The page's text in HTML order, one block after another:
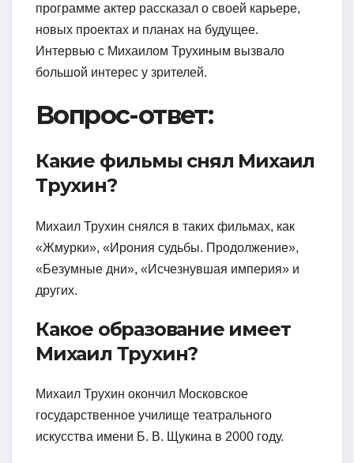
программе актер рассказал о своей карьере,
новых проектах и планах на будущее.
Интервью с Михаилом Трухиным вызвало
большой интерес у зрителей.
Вопрос-ответ:
Какие фильмы снял Михаил
Трухин?
Михаил Трухин снялся в таких фильмах, как
«Жмурки», «Ирония судьбы. Продолжение»,
«Безумные дни», «Исчезнувшая империя» и
других.
Какое образование имеет
Михаил Трухин?
Михаил Трухин окончил Московское
государственное училище театрального
искусства имени Б. В. Щукина в 2000 году.